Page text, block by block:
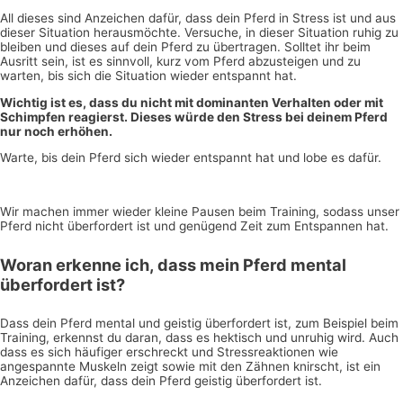
All dieses sind Anzeichen dafür, dass dein Pferd in Stress ist und aus
dieser Situation herausmöchte. Versuche, in dieser Situation ruhig zu
bleiben und dieses auf dein Pferd zu übertragen. Solltet ihr beim
Ausritt sein, ist es sinnvoll, kurz vom Pferd abzusteigen und zu
warten, bis sich die Situation wieder entspannt hat.
Wichtig ist es, dass du nicht mit dominanten Verhalten oder mit
Schimpfen reagierst. Dieses würde den Stress bei deinem Pferd
nur noch erhöhen.
Warte, bis dein Pferd sich wieder entspannt hat und lobe es dafür.
Wir machen immer wieder kleine Pausen beim Training, sodass unser
Pferd nicht überfordert ist und genügend Zeit zum Entspannen hat.
Woran erkenne ich, dass mein Pferd mental
überfordert ist?
Dass dein Pferd mental und geistig überfordert ist, zum Beispiel beim
Training, erkennst du daran, dass es hektisch und unruhig wird. Auch
dass es sich häufiger erschreckt und Stressreaktionen wie
angespannte Muskeln zeigt sowie mit den Zähnen knirscht, ist ein
Anzeichen dafür, dass dein Pferd geistig überfordert ist.